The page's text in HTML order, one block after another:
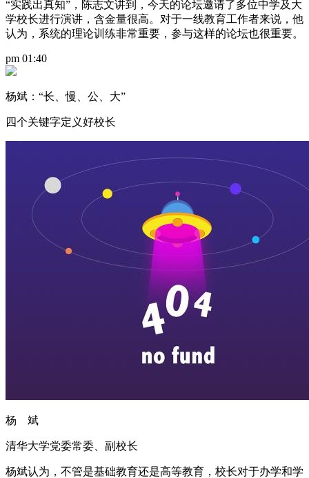
“实践出真知”，陈志文讲到，今天的论坛邀请了多位中学及大
学校长进行演讲，含金量很高。对于一线教育工作者来说，他
认为，系统的理论训练非常重要，参与这样的论坛也很重要。
pm 01:40
杨斌：“长、慢、公、大”
四个关键字定义好校长
杨 斌
清华大学党委常委、副校长
杨斌认为，不管是基础教育还是高等教育，校长对于办学和学